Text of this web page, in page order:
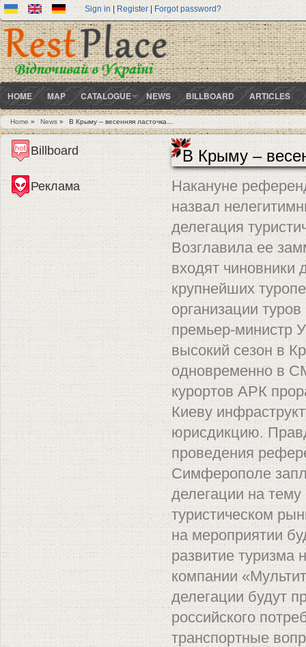
Sign in | Register| Forgot password?
HOME MAP CATALOGUE NEWS BILLBOARD ARTICLES
You are here
Home» News » В Крыму – весенняя ласточка…
В Крыму –
Накануне
назвал
делегация
Возглавила ее
входят чиновники
крупнейших
организации
премьер-министр
высокий сезон в
одновременно в
курортов АРК
Киеву
юрисдикцию.
проведения
Симферополе
делегации на
туристическом
на мероприятии
развитие туризма
компании
делегации будут
российского
транспортные
Billboard
Реклама